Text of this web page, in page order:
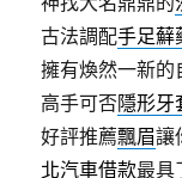
古法調配手足蘚
擁有煥然一新的
高手可否隱形牙
好評推薦飄眉讓
北汽車借款最具